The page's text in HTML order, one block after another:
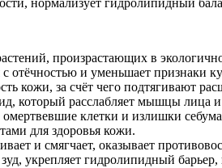
нормализует гидролипидный
произрастающих в
отёчностью и уменьшает признаки
кожи, за счёт чего подтягивают
который расслабляет мышцы лица
омертвевшие клетки и излишки
для здоровья кожи.
и смягчает, оказывает
укрепляет гидролипидный